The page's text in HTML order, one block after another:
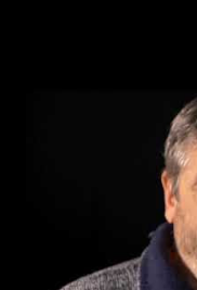
Un Grazie alla
notti battistiane
"CiaoRino!Club" Un
decennio di musica